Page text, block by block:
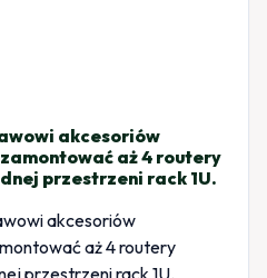
akcesoriów
aż 4 routery
przestrzeni rack 1U.